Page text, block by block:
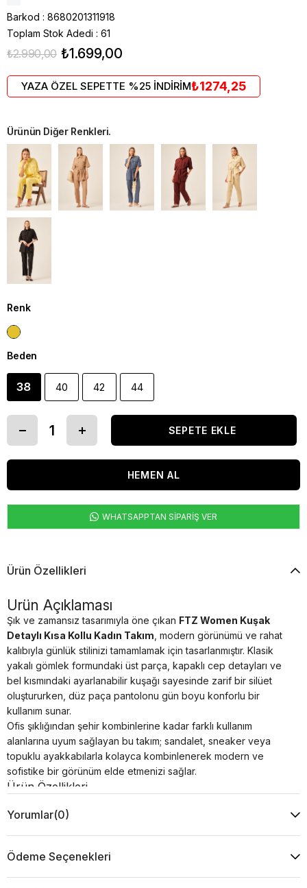
Barkod : 8680201311918
Toplam Stok Adedi : 61
₺2.990,00 ₺1.699,00
YAZA ÖZEL SEPETTE %25 İNDİRİM₺1274,25
Ürünün Diğer Renkleri.
Renk
Beden
38 40 42 44
WHATSAPPTAN SİPARİŞ VER
Ürün Özellikleri
Ürün Açıklaması
Şık ve zamansız tasarımıyla öne çıkan FTZ Women Kuşak
Detaylı Kısa Kollu Kadın Takım , modern görünümü ve rahat
kalıbıyla günlük stilinizi tamamlamak için tasarlanmıştır. Klasik
yakalı gömlek formundaki üst parça, kapaklı cep detayları ve
bel kısmındaki ayarlanabilir kuşağı sayesinde zarif bir silüet
oluştururken, düz paça pantolonu gün boyu konforlu bir
kullanım sunar.
Ofis şıklığından şehir kombinlerine kadar farklı kullanım
alanlarına uyum sağlayan bu takım; sandalet, sneaker veya
topuklu ayakkabılarla kolayca kombinlenerek modern ve
sofistike bir görünüm elde etmenizi sağlar.
Ürün Özellikleri
Ürün Tipi:Kadın Takım
Detay:Belden Bağlamalı Kuşak, Kapaklı Cep Detayı
Kol Tipi:Kısa Kol
Yorumlar(0)
Ödeme Seçenekleri